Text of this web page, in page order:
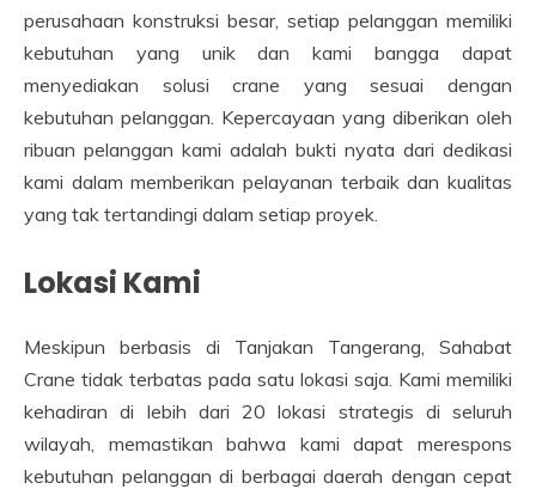
perusahaan konstruksi besar, setiap pelanggan memiliki
kebutuhan yang unik dan kami bangga dapat
menyediakan solusi crane yang sesuai dengan
kebutuhan pelanggan. Kepercayaan yang diberikan oleh
ribuan pelanggan kami adalah bukti nyata dari dedikasi
kami dalam memberikan pelayanan terbaik dan kualitas
yang tak tertandingi dalam setiap proyek.
Lokasi Kami
Meskipun berbasis di Tanjakan Tangerang, Sahabat
Crane tidak terbatas pada satu lokasi saja. Kami memiliki
kehadiran di lebih dari 20 lokasi strategis di seluruh
wilayah, memastikan bahwa kami dapat merespons
kebutuhan pelanggan di berbagai daerah dengan cepat